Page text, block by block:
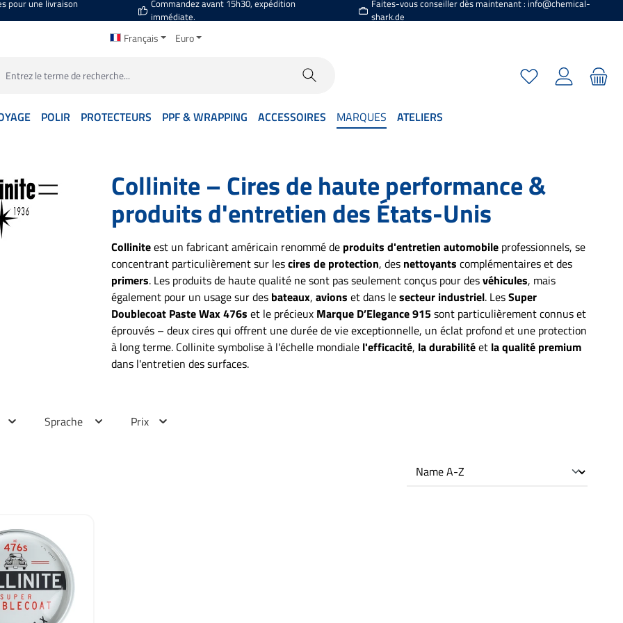
pour une livraison
Commandez avant 15h30, expédition
immédiate.
Faites-vous conseiller dès maintenant : info@chemical-
shark.de
Français Euro
Vous avez 0
POLIR PROTECTEURS PPF & WRAPPING ACCESSOIRES MARQUES ATELIERS
Collinite – Cires de haute performance &
produits d'entretien des États-Unis
Colliniteest un fabricant américain renommé de produits d'entretien automobileprofessionnels, se
concentrant particulièrement sur lescires de protection, des nettoyants complémentaires et des
primers. Les produits de haute qualité ne sont pas seulement conçus pour desvéhicules, mais
également pour un usage sur des bateaux, avions et dans lesecteur industriel. LesSuper
Doublecoat Paste Wax 476s et le précieux Marque D’Elegance 915sont particulièrement connus et
éprouvés – deux cires qui offrent une durée de vie exceptionnelle, un éclat profond et une protection
à long terme. Collinite symbolise à l'échelle mondiale l'efficacité, la durabilitéet la qualité premium
dans l'entretien des surfaces.
Sprache Prix